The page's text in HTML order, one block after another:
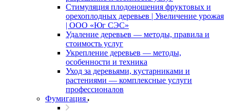
Стимуляция плодоношения фруктовых и
орехоплодных деревьев | Увеличение урожая
| ООО «Юг СЭС»
Удаление деревьев — методы, правила и
стоимость услуг
Укрепление деревьев — методы,
особенности и техника
Уход за деревьями, кустарниками и
растениями — комплексные услуги
профессионалов
Фумигация